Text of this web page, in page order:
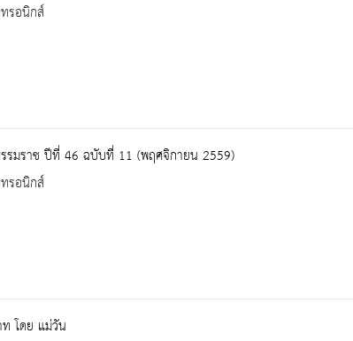
รอนิกส์
รมราช ปีที่ 46 ฉบับที่ 11 (พฤศจิกายน 2559)
รอนิกส์
โดย แม่วัน